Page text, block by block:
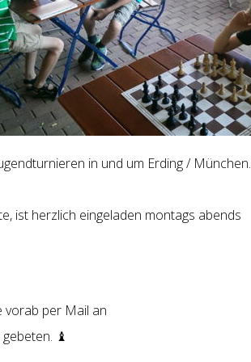
in und um Erding / München.
ist herzlich eingeladen montags abends
vorab per Mail an
gebeten. ♝